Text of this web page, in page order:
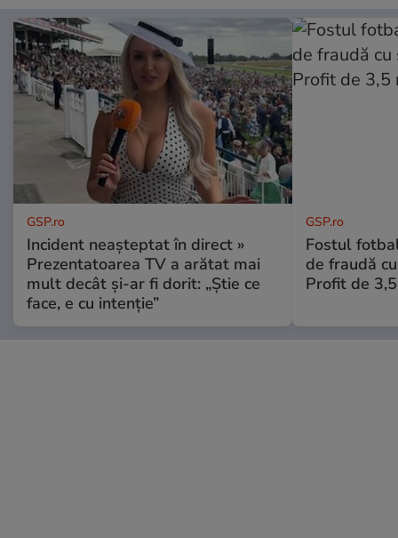
GSP.ro
Incident neașteptat în direct »
Prezentatoarea TV a arătat mai
mult decât și-ar fi dorit: „Știe ce
face, e cu intenție”
GSP.ro
Fostul
de fraudă
Profit de